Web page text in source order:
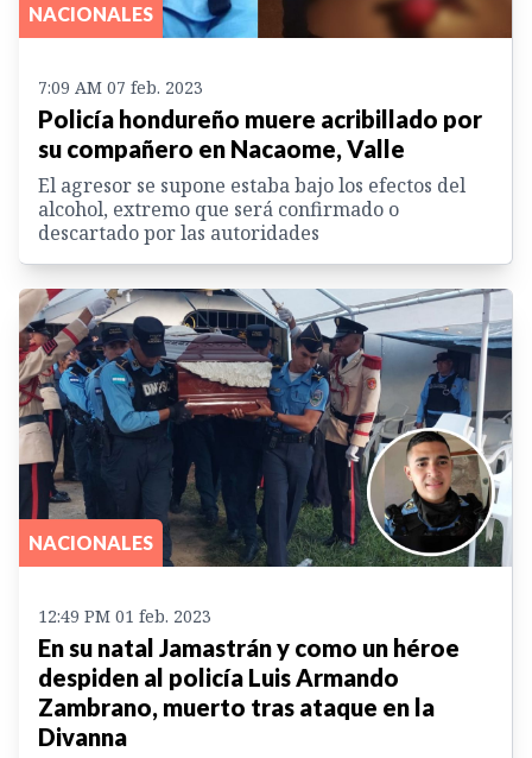
NACIONALES
7:09 AM 07 feb. 2023
Policía hondureño muere acribillado por
su compañero en Nacaome, Valle
El agresor se supone estaba bajo los efectos del
alcohol, extremo que será confirmado o
descartado por las autoridades
NACIONALES
12:49 PM 01 feb. 2023
En su natal Jamastrán y como un héroe
despiden al policía Luis Armando
Zambrano, muerto tras ataque en la
Divanna